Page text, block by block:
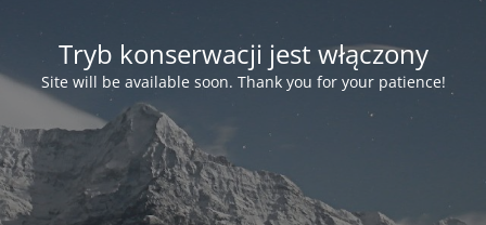
Tryb konserwacji jest włączony
Site will be available soon. Thank you for your patience!